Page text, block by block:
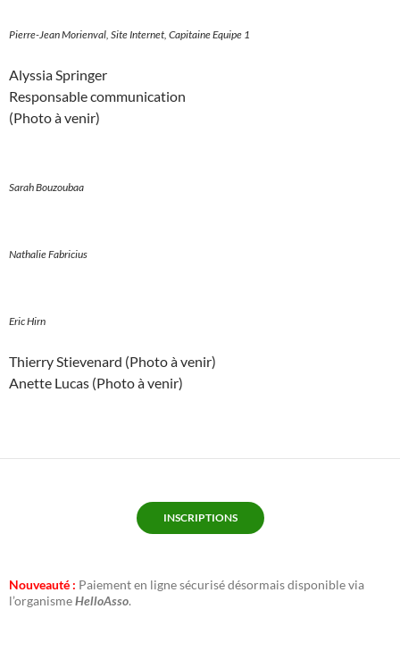
Pierre-Jean Morienval, Site Internet, Capitaine Equipe 1
Alyssia Springer
Responsable communication
(Photo à venir)
Sarah Bouzoubaa
Nathalie Fabricius
Eric Hirn
Thierry Stievenard (Photo à venir)
Anette Lucas (Photo à venir)
INSCRIPTIONS
Nouveauté : Paiement en ligne sécurisé désormais disponible via
l’organismeHelloAsso.